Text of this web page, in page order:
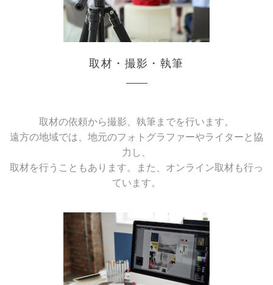
取材・撮影・執筆
取材の依頼から撮影、執筆までを行います。
遠方の地域では、地元のフォトグラファーやライターと協
力し、
取材を行うこともあります。また、オンライン取材も行っ
ています。